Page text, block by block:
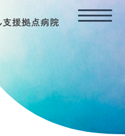
理念
タリング